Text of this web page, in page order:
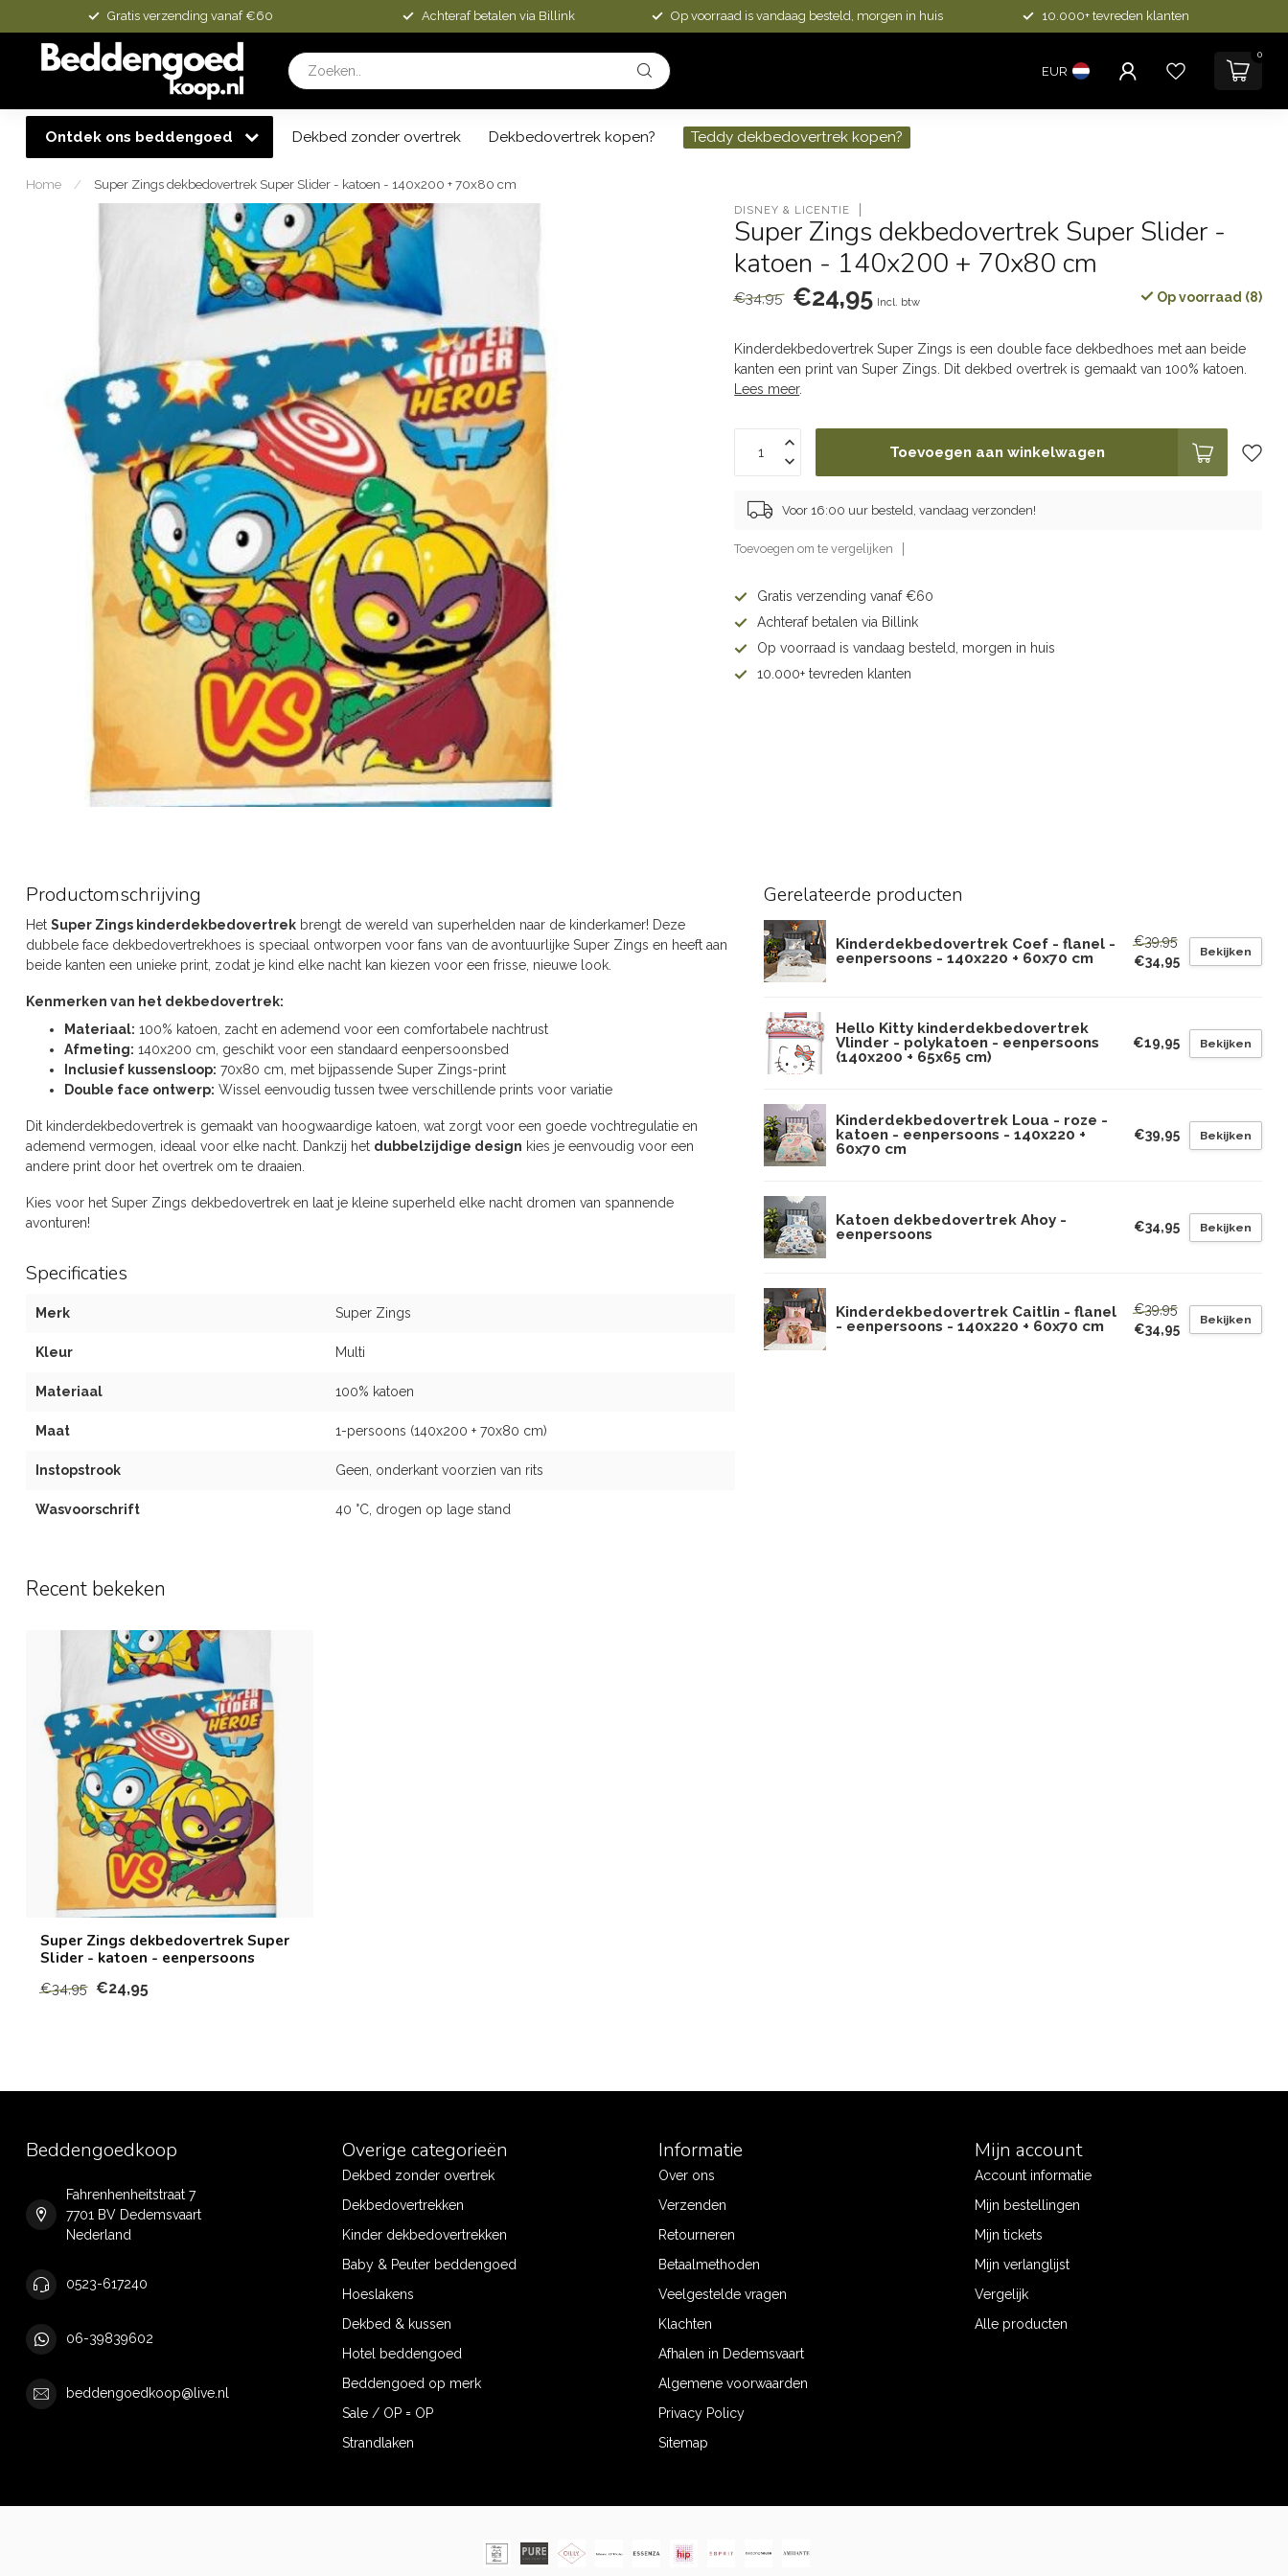
Gratis verzending vanaf €60 Achteraf betalen via Billink Op voorraad is vandaag besteld, morgen in huis 10.000+ tevreden klanten
EUR
0
Ontdek ons beddengoed Dekbed zonder overtrek Dekbedovertrek kopen? Teddy dekbedovertrek kopen?
Home / Super Zings dekbedovertrek Super Slider - katoen - 140x200 + 70x80 cm
DISNEY & LICENTIE
Super Zings dekbedovertrek Super Slider -
katoen - 140x200 + 70x80 cm
€34,95 €24,95 Incl. btw Op voorraad (8)
Kinderdekbedovertrek Super Zings is een double face dekbedhoes met aan beide
kanten een print van Super Zings. Dit dekbed overtrek is gemaakt van 100% katoen.
Lees meer.
Toevoegen aan winkelwagen
Voor 16:00 uur besteld, vandaag verzonden!
Toevoegen om te vergelijken
Gratis verzending vanaf €60
Achteraf betalen via Billink
Op voorraad is vandaag besteld, morgen in huis
10.000+ tevreden klanten
Productomschrijving
Het Super Zings kinderdekbedovertrek brengt de wereld van superhelden naar de kinderkamer! Deze
dubbele face dekbedovertrekhoes is speciaal ontworpen voor fans van de avontuurlijke Super Zings en heeft aan
beide kanten een unieke print, zodat je kind elke nacht kan kiezen voor een frisse, nieuwe look.
Kenmerken van het dekbedovertrek:
Materiaal: 100% katoen, zacht en ademend voor een comfortabele nachtrust
Afmeting: 140x200 cm, geschikt voor een standaard eenpersoonsbed
Inclusief kussensloop: 70x80 cm, met bijpassende Super Zings-print
Double face ontwerp: Wissel eenvoudig tussen twee verschillende prints voor variatie
Dit kinderdekbedovertrek is gemaakt van hoogwaardige katoen, wat zorgt voor een goede vochtregulatie en
ademend vermogen, ideaal voor elke nacht. Dankzij het dubbelzijdige design kies je eenvoudig voor een
andere print door het overtrek om te draaien.
Kies voor het Super Zings dekbedovertrek en laat je kleine superheld elke nacht dromen van spannende
avonturen!
Specificaties
Merk Super Zings
Kleur Multi
Materiaal 100% katoen
Maat 1-persoons (140x200 + 70x80 cm)
Instopstrook Geen, onderkant voorzien van rits
Wasvoorschrift 40 °C, drogen op lage stand
Gerelateerde producten
Kinderdekbedovertrek Coef - flanel -
eenpersoons - 140x220 + 60x70 cm
€39,95
€34,95
Bekijken
Hello Kitty kinderdekbedovertrek
Vlinder - polykatoen - eenpersoons
(140x200 + 65x65 cm)
€19,95 Bekijken
Kinderdekbedovertrek Loua - roze -
katoen - eenpersoons - 140x220 +
60x70 cm
€39,95 Bekijken
Katoen dekbedovertrek Ahoy -
eenpersoons
€34,95 Bekijken
Kinderdekbedovertrek Caitlin - flanel
- eenpersoons - 140x220 + 60x70 cm
€39,95
€34,95
Bekijken
Recent bekeken
Super Zings dekbedovertrek Super
Slider - katoen - eenpersoons
€34,95 €24,95
Beddengoedkoop
Fahrenhenheitstraat 7
7701 BV Dedemsvaart
Nederland
0523-617240
06-39839602
beddengoedkoop@live.nl
Overige categorieën
Dekbed zonder overtrek
Dekbedovertrekken
Kinder dekbedovertrekken
Baby & Peuter beddengoed
Hoeslakens
Dekbed & kussen
Hotel beddengoed
Beddengoed op merk
Sale / OP = OP
Strandlaken
Informatie
Over ons
Verzenden
Retourneren
Betaalmethoden
Veelgestelde vragen
Klachten
Afhalen in Dedemsvaart
Algemene voorwaarden
Privacy Policy
Sitemap
Mijn account
Account informatie
Mijn bestellingen
Mijn tickets
Mijn verlanglijst
Vergelijk
Alle producten